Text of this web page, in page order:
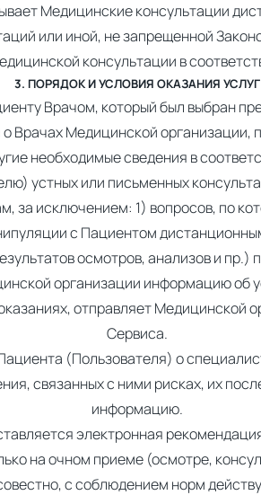
Медицинские консультации
или иной, не запрещенной
консультации в
3. ПОРЯДОК И УСЛОВИЯ ОКАЗАНИЯ УСЛУГ
Врачом, который был выбран
Врачах Медицинской
необходимые сведения в
устных или письменных
за исключением: 1) вопросов, по
с Пациентом
осмотров, анализов и пр.)
организации информацию
отправляет
Сервиса.
(Пользователя) о
связанных с ними рисках, их
информацию.
электронная
на очном приеме (осмотре,
с соблюдением норм